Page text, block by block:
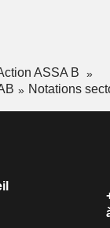
ASSA B
Notations